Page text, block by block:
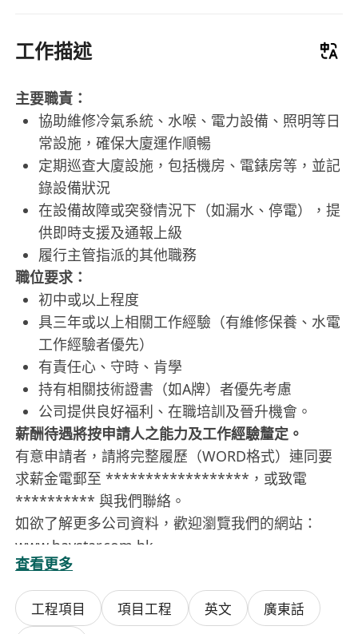
工作描述
主要職責：
協助維修冷氣系統、水喉、電力設備、照明等日
常設施，確保大廈運作順暢
定期巡查大廈設施，包括機房、電錶房等，並記
錄設備狀況
在設備故障或突發情況下（如漏水、停電），提
供即時支援及通報上級
履行主管指派的其他職務
職位要求：
初中或以上程度
具三年或以上相關工作經驗（有維修保養、水電
工作經驗者優先）
有責任心、守時、肯學
持有相關技術證書（如A牌）者優先考慮
公司提供良好福利、在職培訓及晉升機會。
薪酬待遇將按申請人之能力及工作經驗釐定。
有意申請者，請將完整履歷（WORD格式）連同要
求薪金電郵至 ******************，或致電
********** 與我們聯絡。
如欲了解更多公司資料，歡迎瀏覽我們的網站：
www.haystar.com.hk
申請人所提供的資料將絕對保密，並只作招聘用
途。
查看更多
工程項目 項目工程 英文
廣東話